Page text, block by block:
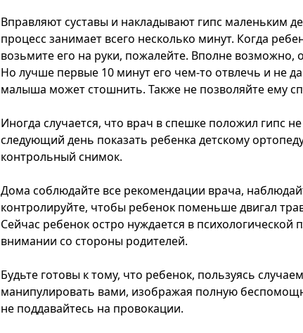
Вправляют суставы и накладывают гипс маленьким
процесс занимает всего несколько минут. Когда
возьмите его на руки, пожалейте. Вполне возможно,
Но лучше первые 10 минут его чем-то отвлечь и не
малыша может стошнить. Также не позволяйте ему
Иногда случается, что врач в спешке положил гипс
следующий день показать ребенка детскому
контрольный снимок.
Дома соблюдайте все рекомендации врача,
контролируйте, чтобы ребенок поменьше двигал
Сейчас ребенок остро нуждается в
внимании со стороны родителей.
Будьте готовы к тому, что ребенок, пользуясь
манипулировать вами, изображая полную
не поддавайтесь на провокации.